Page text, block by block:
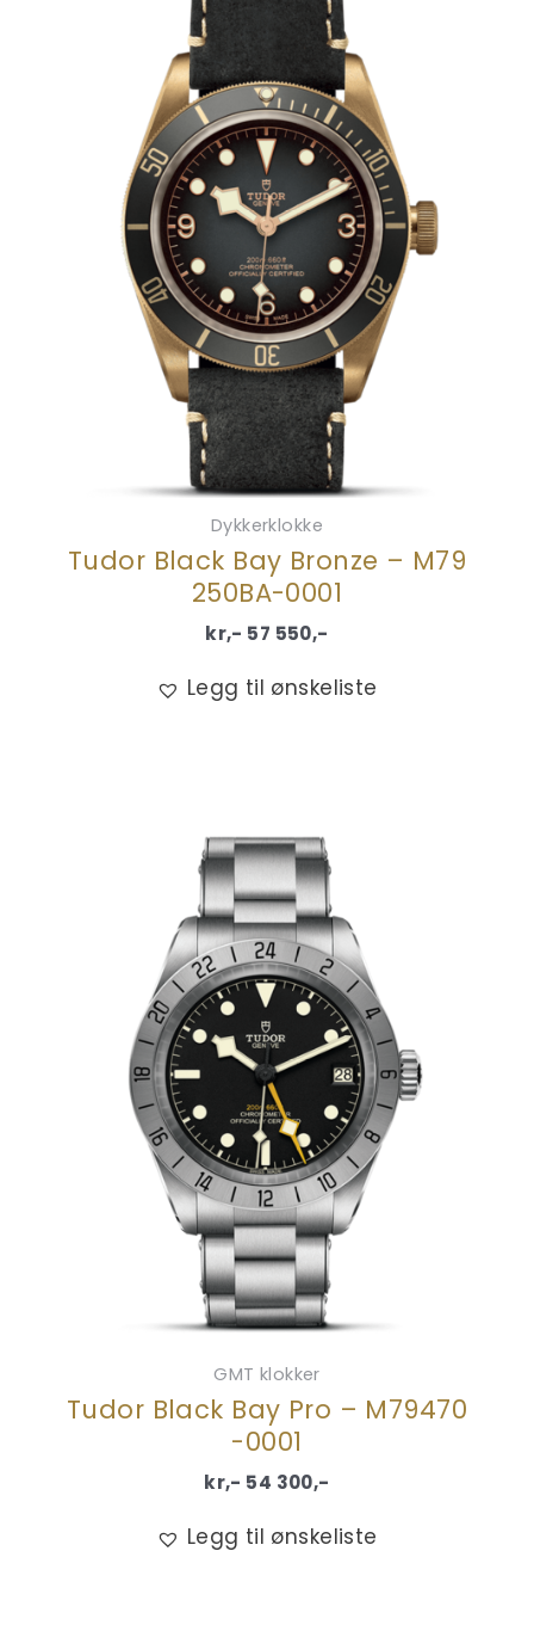
Dykkerklokke
Tudor Black Bay Bronze – M79
250BA-0001
kr,- 57 550,-
Legg til ønskeliste
GMT klokker
Tudor Black Bay Pro – M79470
-0001
kr,- 54 300,-
Legg til ønskeliste